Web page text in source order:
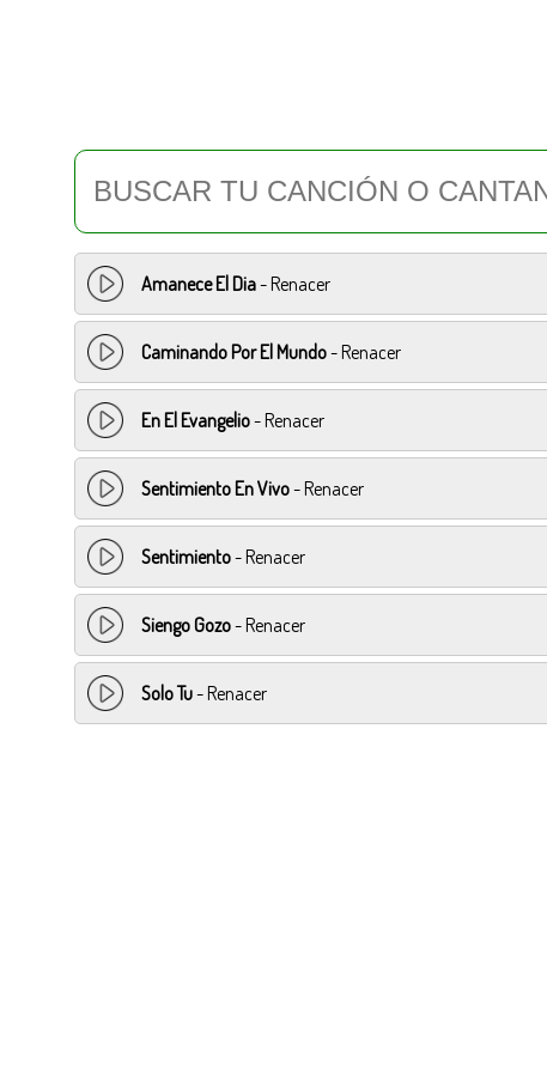
Amanece El Dia- Renacer
Caminando Por El Mundo- Renacer
En El Evangelio- Renacer
Sentimiento En Vivo- Renacer
Sentimiento- Renacer
Siengo Gozo- Renacer
Solo Tu- Renacer